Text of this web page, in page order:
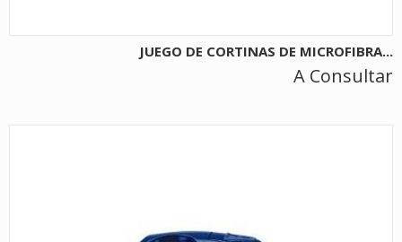
JUEGO DE CORTINAS DE MICROFIBRA...
A Consultar